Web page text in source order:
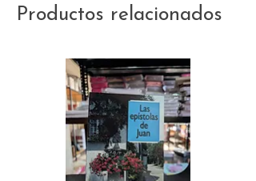
Productos relacionados